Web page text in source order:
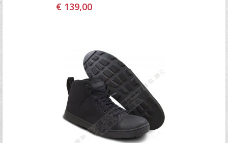
€ 139,00